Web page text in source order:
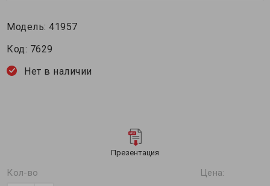
Модель:41957
Код: 7629
Нет в наличии
Презентация
Кол-во Цена: